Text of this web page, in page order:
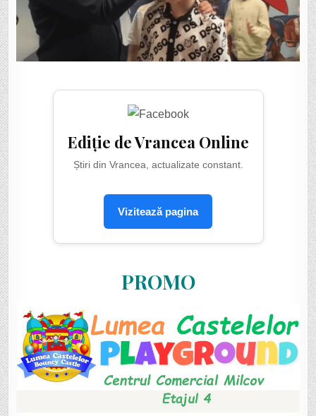
Ediție de Vrancea Online
Știri din Vrancea, actualizate constant.
Vizitează pagina
PROMO